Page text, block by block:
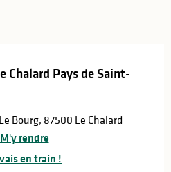
Chalard Pays de Saint-
Bourg, 87500 Le Chalard
M'y rendre
en train !